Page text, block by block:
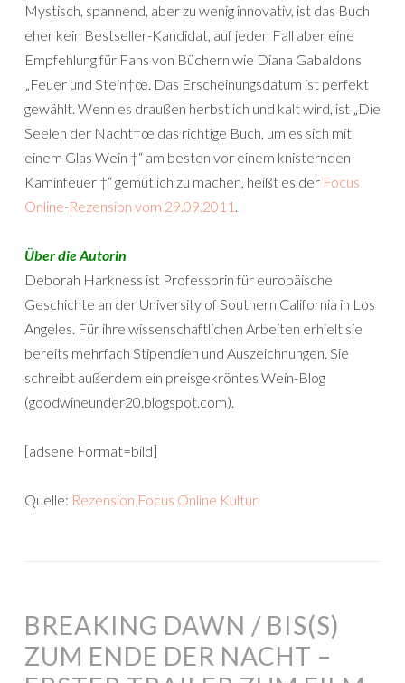
Mystisch, spannend, aber zu wenig innovativ, ist das Buch
eher kein Bestseller-Kandidat, auf jeden Fall aber eine
Empfehlung für Fans von Büchern wie Diana Gabaldons
„Feuer und Stein†œ. Das Erscheinungsdatum ist perfekt
gewählt. Wenn es draußen herbstlich und kalt wird, ist „Die
Seelen der Nacht†œ das richtige Buch, um es sich mit
einem Glas Wein †“ am besten vor einem knisternden
Kaminfeuer †“ gemütlich zu machen, heißt es der Focus
Online-Rezension vom 29.09.2011 .
Über die Autorin
Deborah Harkness ist Professorin für europäische
Geschichte an der University of Southern California in Los
Angeles. Für ihre wissenschaftlichen Arbeiten erhielt sie
bereits mehrfach Stipendien und Auszeichnungen. Sie
schreibt außerdem ein preisgekröntes Wein-Blog
(goodwineunder20.blogspot.com).
[adsene Format=bild]
Quelle: Rezension Focus Online Kultur
BREAKING DAWN / BIS(S)
ZUM ENDE DER NACHT –